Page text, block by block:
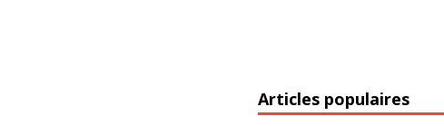
Articles populaires